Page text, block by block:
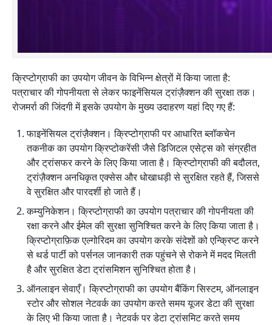
क्रिप्टोग्राफी का उपयोग जीवन के विभिन्न क्षेत्रों में किया जाता है:
पत्राचार की गोपनीयता से लेकर फाइनेंसियल ट्रांज़ैक्शन की सुरक्षा तक।
रोजमर्रा की जिंदगी में इसके उपयोग के मुख्य उदाहरण यहां दिए गए हैं:
फाइनेंसियल ट्रांज़ैक्शन। क्रिप्टोग्राफी पर आधारित ब्लॉकचेन
तकनीक का उपयोग क्रिप्टोकरेंसी जैसे डिजिटल एसेट्स को संग्रहीत
और ट्रांसफर करने के लिए किया जाता है। क्रिप्टोग्राफी की बदौलत,
ट्रांज़ैक्शन अनधिकृत एक्सेस और धोखाधड़ी से सुरक्षित रहते हैं, जिससे
वे सुरक्षित और पारदर्शी हो जाते हैं।
कम्युनिकेशन। क्रिप्टोग्राफी का उपयोग पत्राचार की गोपनीयता की
रक्षा करने और ईमेल की सुरक्षा सुनिश्चित करने के लिए किया जाता है।
क्रिप्टोग्राफ़िक एल्गोरिदम का उपयोग करके संदेशों को एन्क्रिप्ट करने
से थर्ड पार्टी को पर्सनल जानकारी तक पहुंचने से रोकने में मदद मिलती
है और सुरक्षित डेटा ट्रांसमिशन सुनिश्चित होता है।
ऑनलाइन सेवाएँ। क्रिप्टोग्राफी का उपयोग बैंकिंग सिस्टम, ऑनलाइन
स्टोर और सोशल नेटवर्क का उपयोग करते समय यूजर डेटा की सुरक्षा
के लिए भी किया जाता है। नेटवर्क पर डेटा ट्रांसमिट करते समय